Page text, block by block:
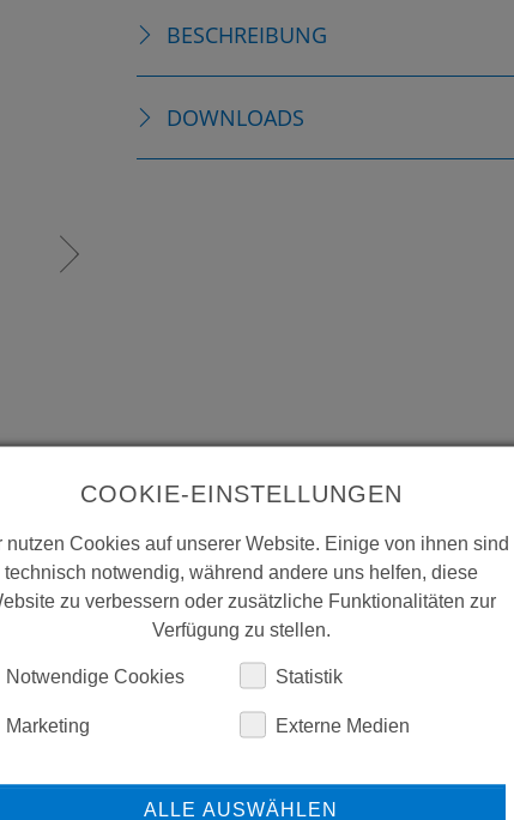
BESCHREIBUNG
DOWNLOADS
COOKIE-EINSTELLUNGEN
nutzen Cookies auf unserer Website. Einige von ihnen sind
technisch notwendig, während andere uns helfen, diese
zu verbessern oder zusätzliche Funktionalitäten zur
Verfügung zu stellen.
Notwendige Cookies Statistik
Marketing Externe Medien
ALLE AUSWÄHLEN